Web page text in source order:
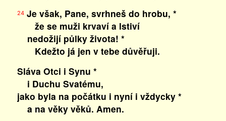
24Je však, Pane, svrhneš do hrobu, *
že se muži krvaví a lstiví
nedožijí půlky života! *
Kdežto já jen v tebe důvěřuji.
Sláva Otci i Synu *
i Duchu Svatému,
jako byla na počátku i nyní i vždycky *
a na věky věků. Amen.